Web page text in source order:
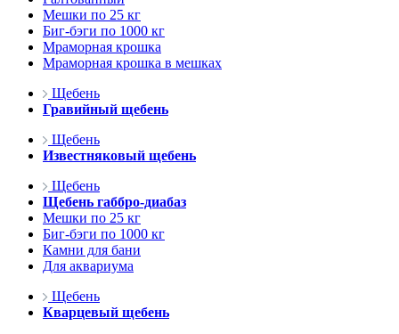
Мешки по 25 кг
Биг-бэги по 1000 кг
Мраморная крошка
Мраморная крошка в мешках
Щебень
Гравийный щебень
Щебень
Известняковый щебень
Щебень
Щебень габбро-диабаз
Мешки по 25 кг
Биг-бэги по 1000 кг
Камни для бани
Для аквариума
Щебень
Кварцевый щебень